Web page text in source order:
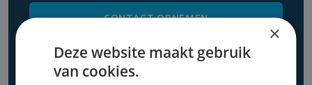
CONTACT OPNEMEN
×
Deze website maakt gebruik
van cookies.